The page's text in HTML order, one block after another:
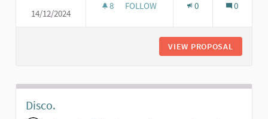
14/12/2024
8 8 FOLLOWERS
FOLLOW 0 0
VIEW PROPOSAL
Disco.